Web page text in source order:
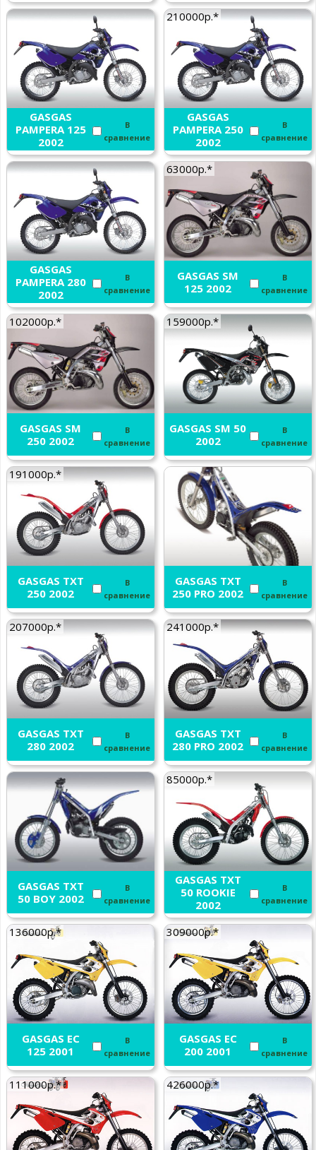
GASGAS
PAMPERA 125
2002
В
сравнение
210000р.*
GASGAS
PAMPERA 250
2002
В
сравнение
GASGAS
PAMPERA 280
2002
В
сравнение
63000р.*
GASGAS SM
125 2002
В
сравнение
102000р.*
GASGAS SM
250 2002
В
сравнение
159000р.*
GASGAS SM 50
2002
В
сравнение
191000р.*
GASGAS TXT
250 2002
В
сравнение
GASGAS TXT
250 PRO 2002
В
сравнение
207000р.*
GASGAS TXT
280 2002
В
сравнение
241000р.*
GASGAS TXT
280 PRO 2002
В
сравнение
GASGAS TXT
50 BOY 2002
В
сравнение
85000р.*
GASGAS TXT
50 ROOKIE
2002
В
сравнение
136000р.*
GASGAS EC
125 2001
В
сравнение
309000р.*
GASGAS EC
200 2001
В
сравнение
111000р.* 426000р.*